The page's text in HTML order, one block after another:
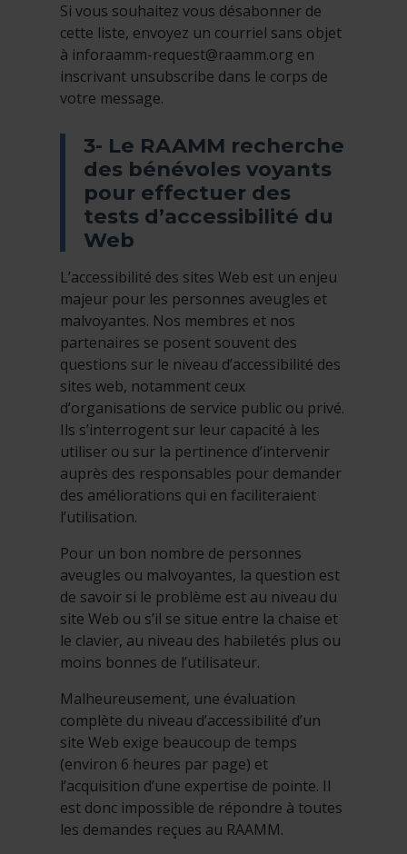
Si vous souhaitez vous désabonner de
cette liste, envoyez un courriel sans objet
à inforaamm-request@raamm.org en
inscrivant unsubscribe dans le corps de
votre message.
3- Le RAAMM recherche
des bénévoles voyants
pour effectuer des
tests d’accessibilité du
Web
L’accessibilité des sites Web est un enjeu
majeur pour les personnes aveugles et
malvoyantes. Nos membres et nos
partenaires se posent souvent des
questions sur le niveau d’accessibilité des
sites web, notamment ceux
d’organisations de service public ou privé.
Ils s’interrogent sur leur capacité à les
utiliser ou sur la pertinence d’intervenir
auprès des responsables pour demander
des améliorations qui en faciliteraient
l’utilisation.
Pour un bon nombre de personnes
aveugles ou malvoyantes, la question est
de savoir si le problème est au niveau du
site Web ou s’il se situe entre la chaise et
le clavier, au niveau des habiletés plus ou
moins bonnes de l’utilisateur.
Malheureusement, une évaluation
complète du niveau d’accessibilité d’un
site Web exige beaucoup de temps
(environ 6 heures par page) et
l’acquisition d’une expertise de pointe. Il
est donc impossible de répondre à toutes
les demandes reçues au RAAMM.